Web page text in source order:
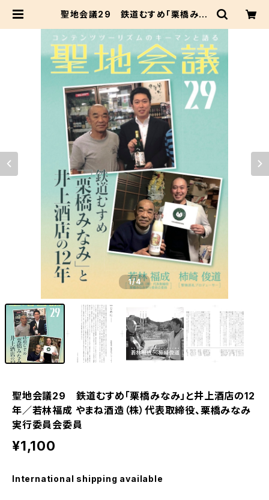
聖地会議29 鉄道むすめ「栗橋みな
まね酒造（株）代表取締役、栗橋みな
み実行委員会委員 | セイチカイギショ
ップ #聖地巡礼 #アニメツーリズム
1/4
聖地会議29 鉄道むすめ「栗橋みなみ」と井上酒店の12
年／若林福成 やまね酒造（株）代表取締役、栗橋みなみ
実行委員会委員
¥1,100
International shipping available